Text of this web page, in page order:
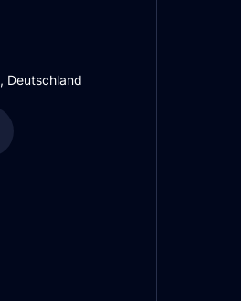
, Deutschland